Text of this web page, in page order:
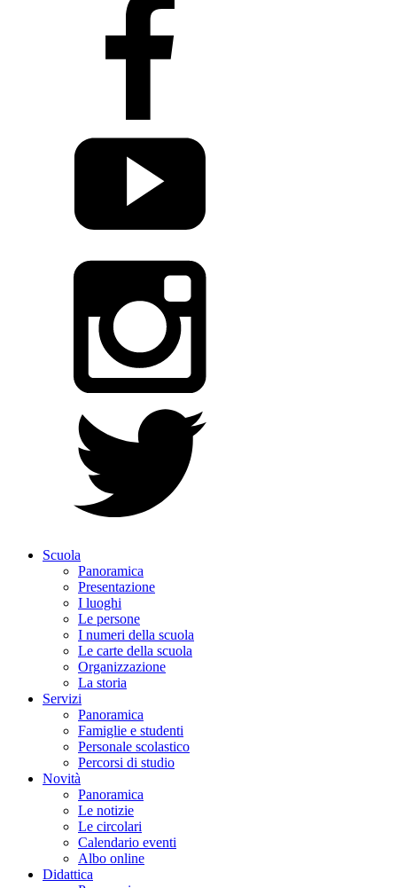
Scuola
Panoramica
Presentazione
I luoghi
Le persone
I numeri della scuola
Le carte della scuola
Organizzazione
La storia
Servizi
Panoramica
Famiglie e studenti
Personale scolastico
Percorsi di studio
Novità
Panoramica
Le notizie
Le circolari
Calendario eventi
Albo online
Didattica